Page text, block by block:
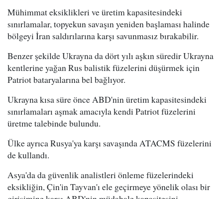
Mühimmat eksiklikleri ve üretim kapasitesindeki
sınırlamalar, topyekun savaşın yeniden başlaması halinde
bölgeyi İran saldırılarına karşı savunmasız bırakabilir.
Benzer şekilde Ukrayna da dört yılı aşkın süredir Ukrayna
kentlerine yağan Rus balistik füzelerini düşürmek için
Patriot bataryalarına bel bağlıyor.
Ukrayna kısa süre önce ABD'nin üretim kapasitesindeki
sınırlamaları aşmak amacıyla kendi Patriot füzelerini
üretme talebinde bulundu.
Ülke ayrıca Rusya'ya karşı savaşında ATACMS füzelerini
de kullandı.
Asya'da da güvenlik analistleri önleme füzelerindeki
eksikliğin, Çin'in Tayvan'ı ele geçirmeye yönelik olası bir